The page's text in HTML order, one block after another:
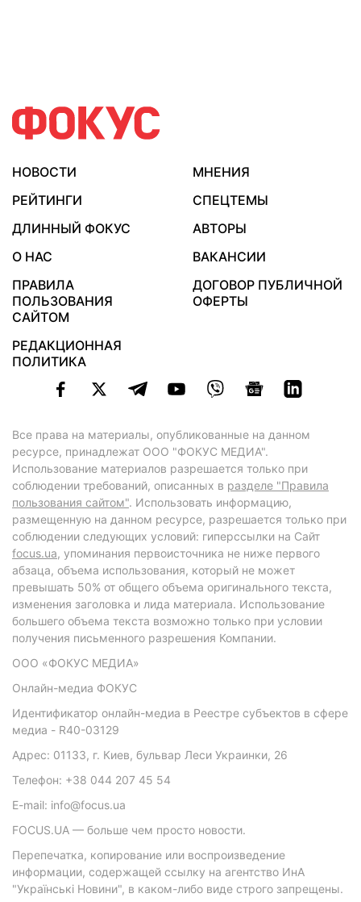
НОВОСТИ
МНЕНИЯ
РЕЙТИНГИ
СПЕЦТЕМЫ
ДЛИННЫЙ ФОКУС
АВТОРЫ
О НАС
ВАКАНСИИ
ПРАВИЛА
ПОЛЬЗОВАНИЯ
САЙТОМ
ДОГОВОР ПУБЛИЧНОЙ
ОФЕРТЫ
РЕДАКЦИОННАЯ
ПОЛИТИКА
Все права на материалы, опубликованные на данном
ресурсе, принадлежат ООО "ФОКУС МЕДИА".
Использование материалов разрешается только при
соблюдении требований, описанных в разделе "Правила
пользования сайтом". Использовать информацию,
размещенную на данном ресурсе, разрешается только при
соблюдении следующих условий: гиперссылки на Сайт
focus.ua, упоминания первоисточника не ниже первого
абзаца, объема использования, который не может
превышать 50% от общего объема оригинального текста,
изменения заголовка и лида материала. Использование
большего объема текста возможно только при условии
получения письменного разрешения Компании.
ООО «ФОКУС МЕДИА»
Онлайн-медиа ФОКУС
Идентификатор онлайн-медиа в Реестре субъектов в сфере
медиа - R40-03129
Адрес: 01133, г. Киев, бульвар Леси Украинки, 26
Телефон: +38 044 207 45 54
E-mail: info@focus.ua
FOCUS.UA — больше чем просто новости.
Перепечатка, копирование или воспроизведение
информации, содержащей ссылку на агентство ИнА
"Українські Новини", в каком-либо виде строго запрещены.